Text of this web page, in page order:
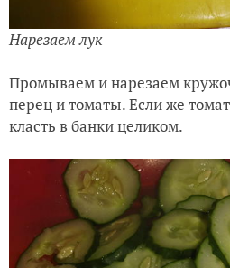
Нарезаем лук
Промываем и нарезаем
перец и томаты. Если же
класть в банки целиком.